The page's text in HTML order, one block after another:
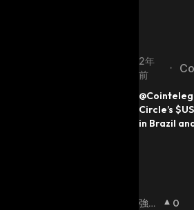
2年
前
•
Circle’s
in Brazil
bypassing
強気
0